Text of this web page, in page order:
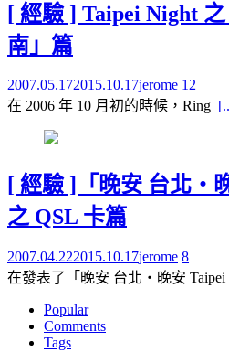
[ 經驗 ] Taipei Night
南」篇
2007.05.172015.10.17jerome 12
在 2006 年 10 月初的時候，Ring
[ 經驗 ]「晚安 台北‧
之 QSL 卡篇
2007.04.222015.10.17jerome 8
在發表了「晚安 台北‧晚安 Taipei
Popular
Comments
Tags